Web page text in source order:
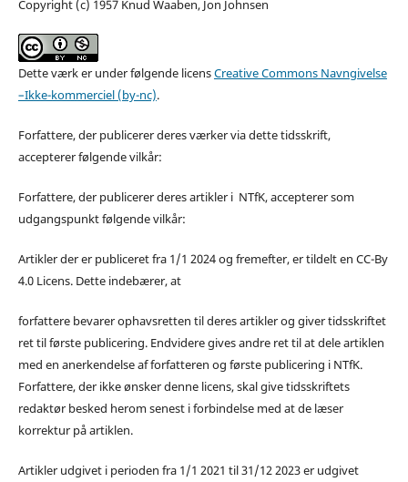
Copyright (c) 1957 Knud Waaben, Jon Johnsen
Dette værk er under følgende licensCreative Commons Navngivelse
–Ikke-kommerciel (by-nc).
Forfattere, der publicerer deres værker via dette tidsskrift,
accepterer følgende vilkår:
Forfattere, der publicerer deres artikler i NTfK, accepterer som
udgangspunkt følgende vilkår:
Artikler der er publiceret fra 1/1 2024 og fremefter, er tildelt en CC-By
4.0 Licens. Dette indebærer, at
forfattere bevarer ophavsretten til deres artikler og giver tidsskriftet
ret til første publicering. Endvidere gives andre ret til at dele artiklen
med en anerkendelse af forfatteren og første publicering i NTfK.
Forfattere, der ikke ønsker denne licens, skal give tidsskriftets
redaktør besked herom senest i forbindelse med at de læser
korrektur på artiklen.
Artikler udgivet i perioden fra 1/1 2021 til 31/12 2023 er udgivet